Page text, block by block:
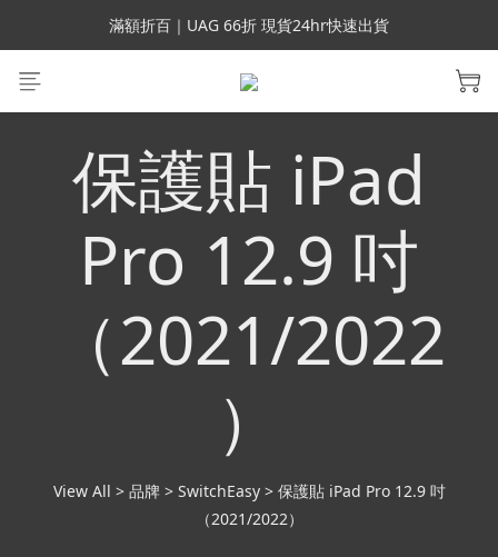
會員699免運｜父親節禮手機殼5折、行動電源66折
滿額折百｜UAG 66折 現貨24hr快速出貨
滿額折百｜SUPCASE iPhone 三星手機殼5折
保護貼 iPad
Pro 12.9 吋
（2021/2022
）
View All > 品牌 > SwitchEasy> 保護貼 iPad Pro 12.9 吋
（2021/2022）